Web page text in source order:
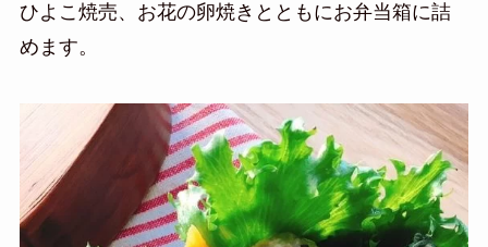
ひよこ焼売、お花の卵焼きとともにお弁当箱に詰
めます。